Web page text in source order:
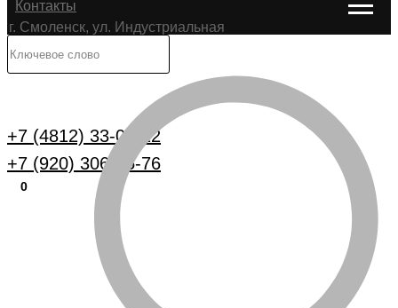
Контакты
г. Смоленск, ул. Индустриальная
+7 (4812) 33-00-22
+7 (920) 306-25-76
0